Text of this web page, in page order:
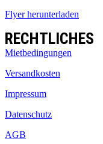
Flyer herunterladen
RECHTLICHES
Mietbedingungen
Versandkosten
Impressum
Datenschutz
AGB